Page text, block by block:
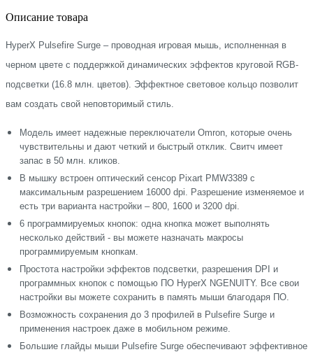
Описание товара
HyperX Pulsefire Surge – проводная игровая мышь, исполненная в
черном цвете с поддержкой динамических эффектов круговой RGB-
подсветки (16.8 млн. цветов). Эффектное световое кольцо позволит
вам создать свой неповторимый стиль.
Модель имеет надежные переключатели Omron, которые очень
чувствительны и дают четкий и быстрый отклик. Свитч имеет
запас в 50 млн. кликов.
В мышку встроен оптический сенсор Pixart PMW3389 с
максимальным разрешением 16000 dpi. Разрешение изменяемое и
есть три варианта настройки – 800, 1600 и 3200 dpi.
6 программируемых кнопок: одна кнопка может выполнять
несколько действий - вы можете назначать макросы
программируемым кнопкам.
Простота настройки эффектов подсветки, разрешения DPI и
программных кнопок с помощью ПО HyperX NGENUITY. Все свои
настройки вы можете сохранить в память мыши благодаря ПО.
Возможность сохранения до 3 профилей в Pulsefire Surge и
применения настроек даже в мобильном режиме.
Большие глайды мыши Pulsefire Surge обеспечивают эффективное